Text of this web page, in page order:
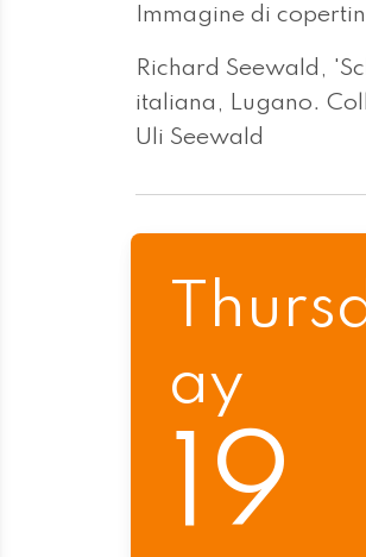
Immagine di
Richard Seewald,
italiana, Lugano.
Uli Seewald
ay
19